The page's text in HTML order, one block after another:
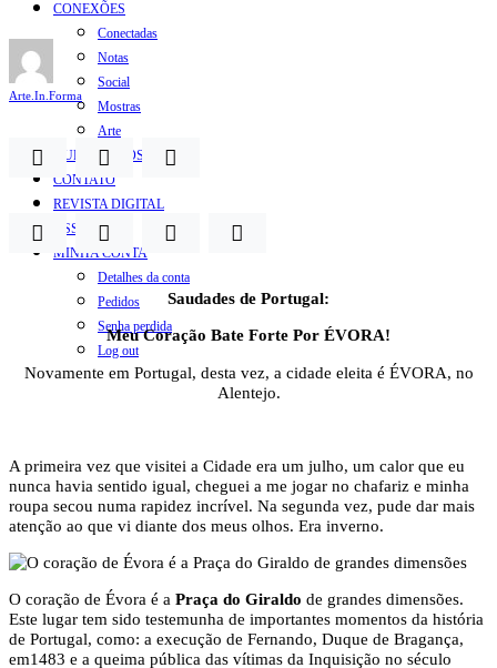
CONEXÕES
Conectadas
Notas
Social
Mostras
Arte
QUEM SOMOS
CONTATO
REVISTA DIGITAL
ASSINE
MINHA CONTA
Detalhes da conta
Pedidos
Senha perdida
Log out
Arte.In.Forma
Saudades de Portugal:
Meu Coração Bate Forte Por ÉVORA!
Novamente em Portugal, desta vez, a cidade eleita é ÉVORA, no
Alentejo.
A primeira vez que visitei a Cidade era um julho, um calor que eu
nunca havia sentido igual, cheguei a me jogar no chafariz e minha
roupa secou numa rapidez incrível. Na segunda vez, pude dar mais
atenção ao que vi diante dos meus olhos. Era inverno.
O coração de Évora é a Praça do Giraldo de grandes dimensões.
Este lugar tem sido testemunha de importantes momentos da história
de Portugal, como: a execução de Fernando, Duque de Bragança,
em1483 e a queima pública das vítimas da Inquisição no século